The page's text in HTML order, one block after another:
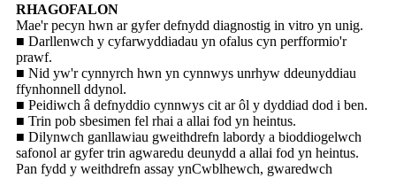
RHAGOFALON
Mae'r pecyn hwn ar gyfer defnydd diagnostig in vitro yn unig.
■ Darllenwch y cyfarwyddiadau yn ofalus cyn perfformio'r
prawf.
■ Nid yw'r cynnyrch hwn yn cynnwys unrhyw ddeunyddiau
ffynhonnell ddynol.
■ Peidiwch â defnyddio cynnwys cit ar ôl y dyddiad dod i ben.
■ Trin pob sbesimen fel rhai a allai fod yn heintus.
■ Dilynwch ganllawiau gweithdrefn labordy a bioddiogelwch
safonol ar gyfer trin agwaredu deunydd a allai fod yn heintus.
Pan fydd y weithdrefn assay ynCwblhewch, gwaredwch